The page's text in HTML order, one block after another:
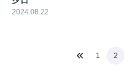
2024.08.22
1 2